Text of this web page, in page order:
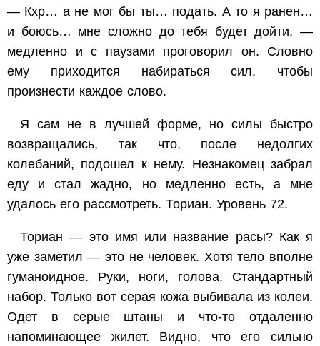
— Кхр… а не мог бы ты… подать. А то я ранен…
и боюсь… мне сложно до тебя будет дойти, —
медленно и с паузами проговорил он. Словно
ему приходится набираться сил, чтобы
произнести каждое слово.
Я сам не в лучшей форме, но силы быстро
возвращались, так что, после недолгих
колебаний, подошел к нему. Незнакомец забрал
еду и стал жадно, но медленно есть, а мне
удалось его рассмотреть. Ториан. Уровень 72.
Ториан — это имя или название расы? Как я
уже заметил — это не человек. Хотя тело вполне
гуманоидное. Руки, ноги, голова. Стандартный
набор. Только вот серая кожа выбивала из колеи.
Одет в серые штаны и что-то отдаленно
напоминающее жилет. Видно, что его сильно